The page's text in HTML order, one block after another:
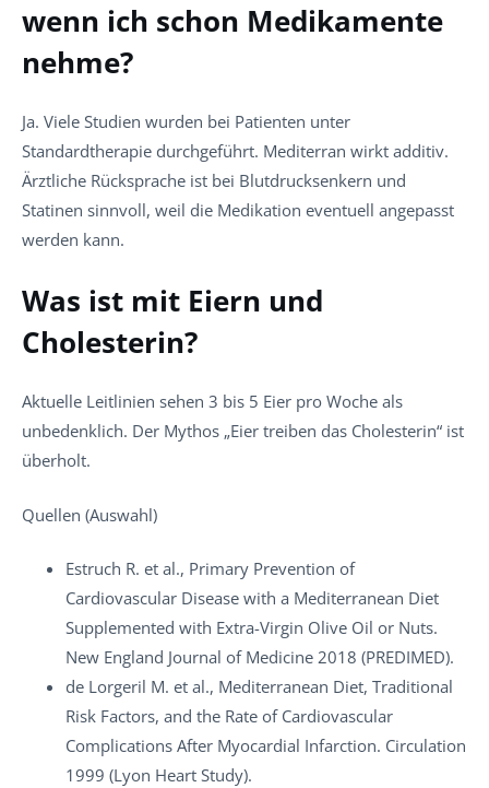
wenn ich schon Medikamente
nehme?
Ja. Viele Studien wurden bei Patienten unter
Standardtherapie durchgeführt. Mediterran wirkt additiv.
Ärztliche Rücksprache ist bei Blutdrucksenkern und
Statinen sinnvoll, weil die Medikation eventuell angepasst
werden kann.
Was ist mit Eiern und
Cholesterin?
Aktuelle Leitlinien sehen 3 bis 5 Eier pro Woche als
unbedenklich. Der Mythos „Eier treiben das Cholesterin“ ist
überholt.
Quellen (Auswahl)
Estruch R. et al., Primary Prevention of
Cardiovascular Disease with a Mediterranean Diet
Supplemented with Extra-Virgin Olive Oil or Nuts.
New England Journal of Medicine 2018 (PREDIMED).
de Lorgeril M. et al., Mediterranean Diet, Traditional
Risk Factors, and the Rate of Cardiovascular
Complications After Myocardial Infarction. Circulation
1999 (Lyon Heart Study).